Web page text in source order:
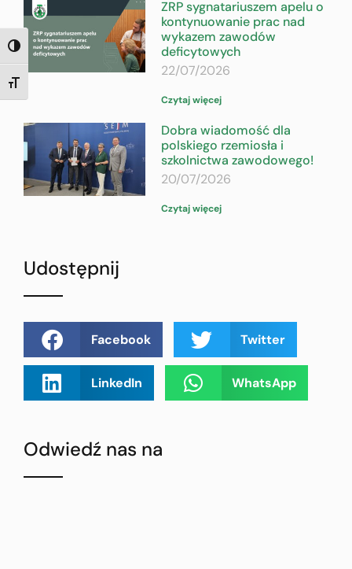
TOGGLE HIGH CONTRAST
TOGGLE FONT SIZE
ZRP sygnatariuszem apelu o
kontynuowanie prac nad
wykazem zawodów
deficytowych
22/07/2026
Czytaj więcej
Dobra wiadomość dla
polskiego rzemiosła i
szkolnictwa zawodowego!
20/07/2026
Czytaj więcej
Udostępnij
Facebook Twitter
LinkedIn WhatsApp
Odwiedź nas na